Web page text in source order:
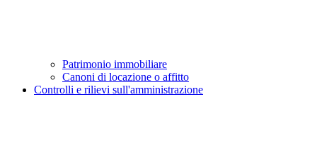
Patrimonio immobiliare
Canoni di locazione o affitto
Controlli e rilievi sull'amministrazione